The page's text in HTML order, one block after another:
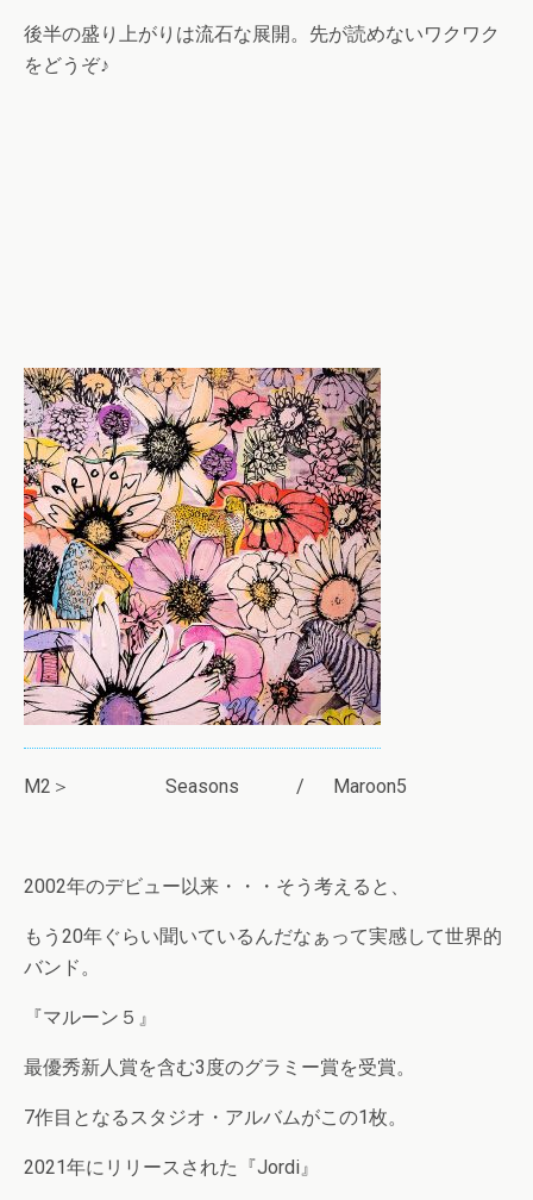
後半の盛り上がりは流石な展開。先が読めないワクワク
をどうぞ♪
M2＞ Seasons / Maroon5
2002年のデビュー以来・・・そう考えると、
もう20年ぐらい聞いているんだなぁって実感して世界的
バンド。
『マルーン５』
最優秀新人賞を含む3度のグラミー賞を受賞。
7作目となるスタジオ・アルバムがこの1枚。
2021年にリリースされた『Jordi』